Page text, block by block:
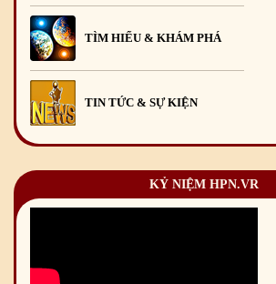
TÌM HIỂU & KHÁM PHÁ
TIN TỨC & SỰ KIỆN
KỶ NIỆM HPN.VR